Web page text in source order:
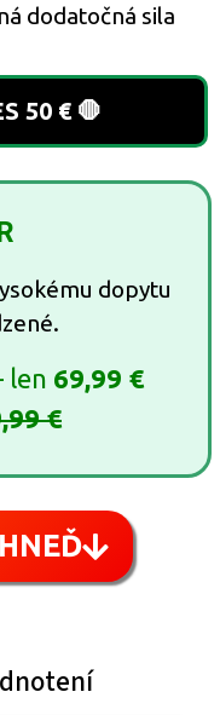
dodatočná sila
50 € 🛑
dopytu
len 69,99 €
€